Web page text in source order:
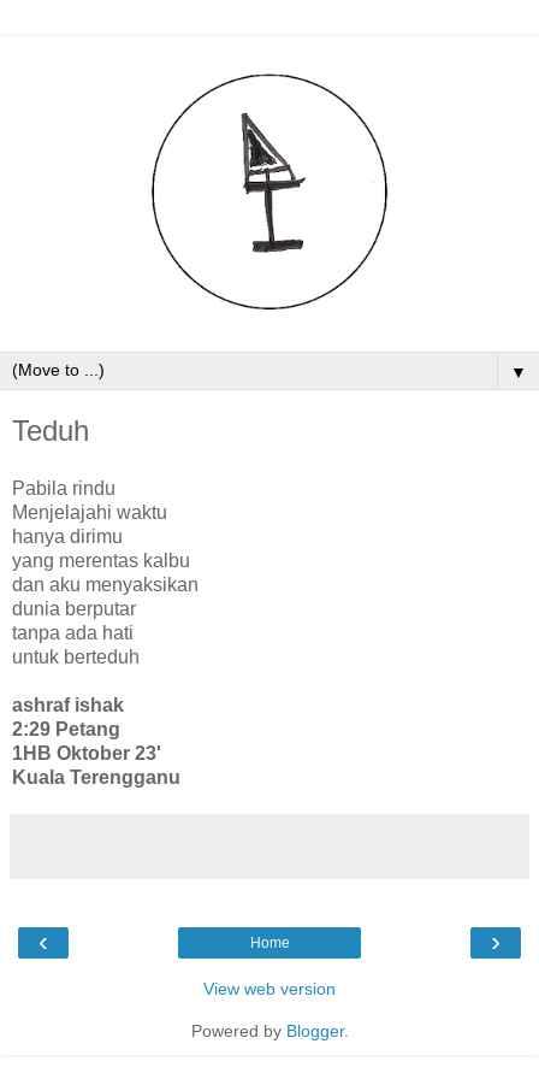
▼
Teduh
Pabila rindu
Menjelajahi waktu
hanya dirimu
yang merentas kalbu
dan aku menyaksikan
dunia berputar
tanpa ada hati
untuk berteduh
ashraf ishak
2:29 Petang
1HB Oktober 23'
Kuala Terengganu
‹ ›
Home
View web version
Powered by Blogger.